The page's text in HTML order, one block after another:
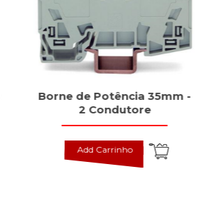
Borne de Potência 35mm -
2 Condutore
Add Carrinho